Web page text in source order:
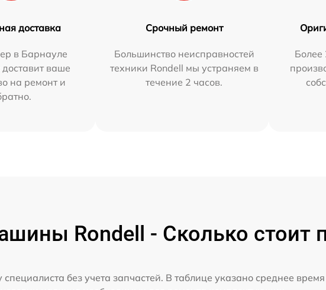
доставка
в Барнауле
доставит ваше
на ремонт и
Срочный ремонт
Большинство неисправностей
техники Rondell мы устраняем в
течение 2 часов.
Более
Rondell - Сколько стоит
специалиста без учета запчастей. В таблице указано среднее время